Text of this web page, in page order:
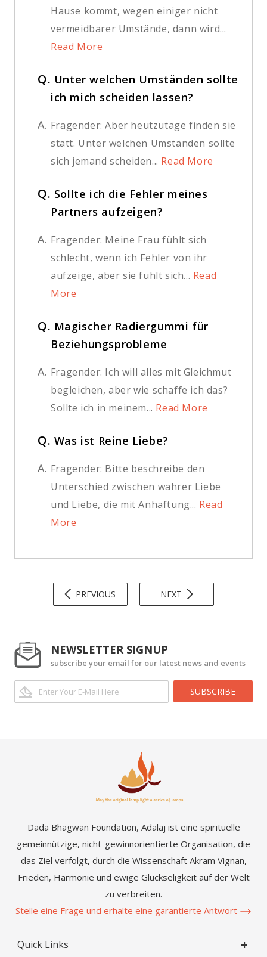
Hause kommt, wegen einiger nicht
vermeidbarer Umstände, dann wird...
Read More
Q. Unter welchen Umständen sollte
ich mich scheiden lassen?
A. Fragender: Aber heutzutage finden sie
statt. Unter welchen Umständen sollte
sich jemand scheiden... Read More
Q. Sollte ich die Fehler meines
Partners aufzeigen?
A. Fragender: Meine Frau fühlt sich
schlecht, wenn ich Fehler von ihr
aufzeige, aber sie fühlt sich... Read
More
Q. Magischer Radiergummi für
Beziehungsprobleme
A. Fragender: Ich will alles mit Gleichmut
begleichen, aber wie schaffe ich das?
Sollte ich in meinem... Read More
Q. Was ist Reine Liebe?
A. Fragender: Bitte beschreibe den
Unterschied zwischen wahrer Liebe
und Liebe, die mit Anhaftung... Read
More
PREVIOUS NEXT
NEWSLETTER SIGNUP
subscribe your email for our latest news and events
SUBSCRIBE
Dada Bhagwan Foundation, Adalaj ist eine spirituelle
gemeinnützige, nicht-gewinnorientierte Organisation, die
das Ziel verfolgt, durch die Wissenschaft Akram Vignan,
Frieden, Harmonie und ewige Glückseligkeit auf der Welt
zu verbreiten.
Stelle eine Frage und erhalte eine garantierte Antwort
Quick Links